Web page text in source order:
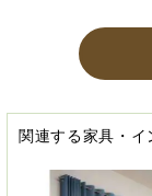
関連する家具・イ